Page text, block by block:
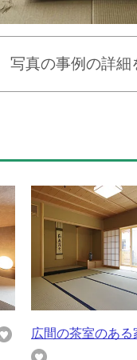
写真の事例の詳細
広間の茶室のある